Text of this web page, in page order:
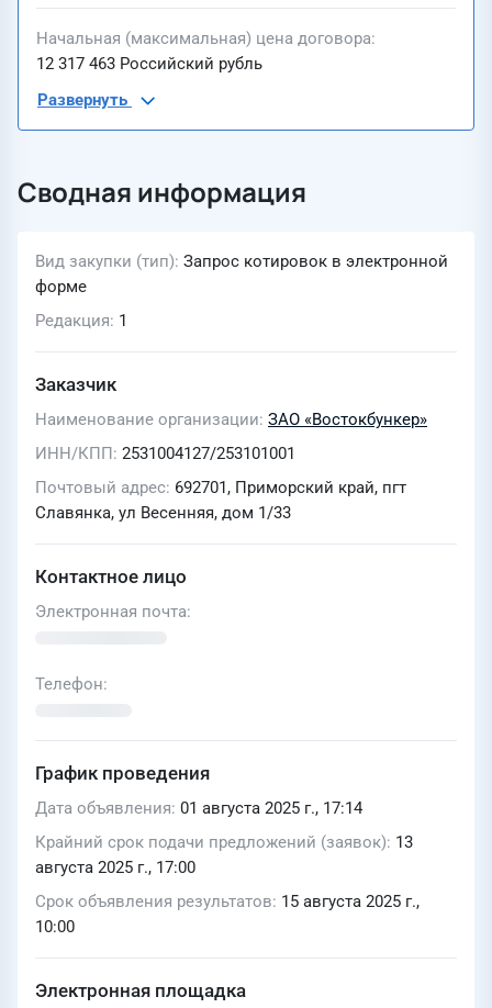
Развернуть
Начальная (максимальная) цена договора
12 317 463 Российский рубль
Сводная информация
Вид закупки (тип) Запрос котировок в электронной
форме
Редакция 1
Заказчик
Наименование организации ЗАО «Востокбункер»
ИНН/КПП 2531004127/253101001
Почтовый адрес 692701, Приморский край, пгт
Славянка, ул Весенняя, дом 1/33
Контактное лицо
Электронная почта
Телефон
График проведения
Дата объявления 01 августа 2025 г., 17:14
Крайний срок подачи предложений (заявок) 13
августа 2025 г., 17:00
Срок объявления результатов 15 августа 2025 г.,
10:00
Электронная площадка